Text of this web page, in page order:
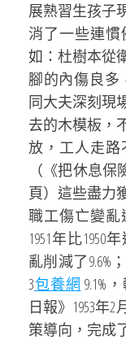
展熟習生孩子
消了一些連慣
如：杜樹本從
腳的內傷良多
同大夫深刻現
去的木模板，
放，工人走路
（《把休息
頁）這些盡力
職工傷亡變亂
1951年比1950
亂削減了9.6%
3包養網 9.1%
日報》1953年
策導向，完成